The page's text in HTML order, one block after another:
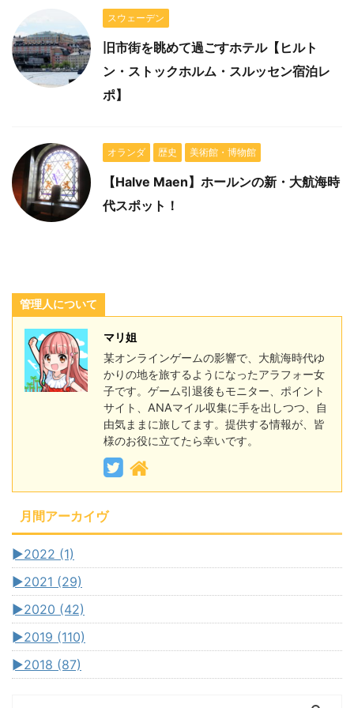
スウェーデン
旧市街を眺めて過ごすホテル【ヒルト
ン・ストックホルム・スルッセン宿泊レ
ポ】
オランダ 歴史 美術館・博物館
【Halve Maen】ホールンの新・大航海時
代スポット！
管理人について
マリ姐
某オンラインゲームの影響で、大航海時代ゆ
かりの地を旅するようになったアラフォー女
子です。ゲーム引退後もモニター、ポイント
サイト、ANAマイル収集に手を出しつつ、自
由気ままに旅してます。提供する情報が、皆
様のお役に立てたら幸いです。
月間アーカイヴ
►2022 (1)
►2021 (29)
►2020 (42)
►2019 (110)
►2018 (87)